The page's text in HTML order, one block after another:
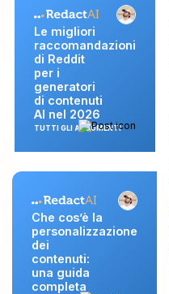
Le migliori
raccomandazioni
di Reddit
per i
generatori
di contenuti
AI nel 2026
TUTTI GLI ARGOMENTI
Che cos’è la
personalizzazione
dei
contenuti:
una guida
completa